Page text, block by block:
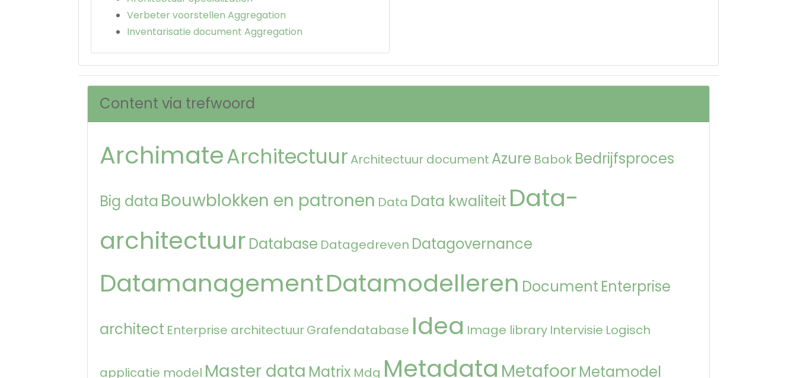
Verbeter voorstellen Aggregation
Inventarisatie document Aggregation
Content via trefwoord
ArchimateArchitectuur Architectuur document Azure Babok Bedrijfsproces
Big data Bouwblokken en patronen Data Data kwaliteit Data-
architectuur Database Datagedreven Datagovernance
DatamanagementDatamodelleren Document Enterprise
architect Enterprise architectuurGrafendatabase Idea Image library Intervisie Logisch
applicatie model Master data Matrix Mdg Metadata MetafoorMetamodel